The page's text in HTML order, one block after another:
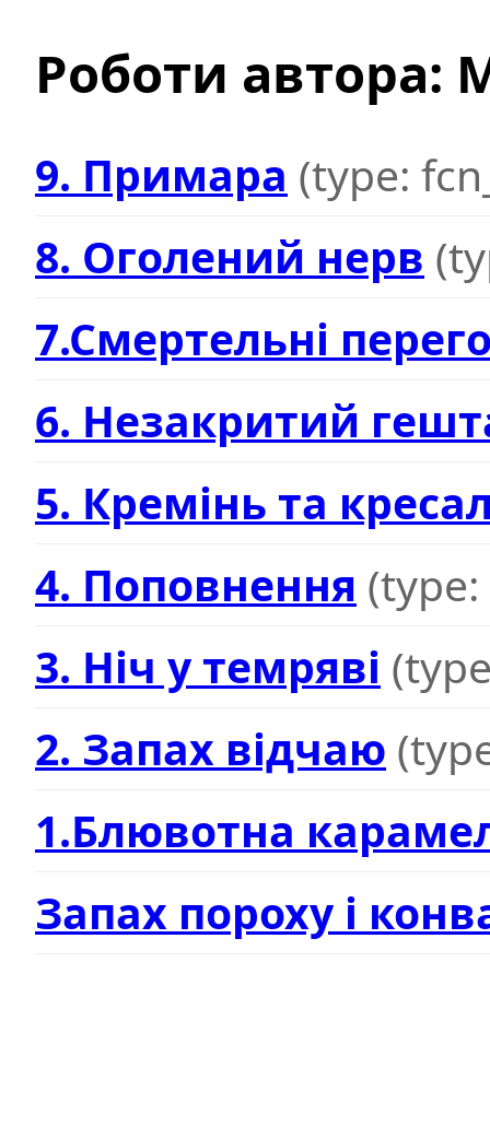
Роботи автора:
9. Примара (type:
8. Оголений нерв
7.Смертельні
6. Незакритий
5. Кремінь та
4. Поповнення
3. Ніч у темряві
2. Запах відчаю
1.Блювотна
Запах пороху і